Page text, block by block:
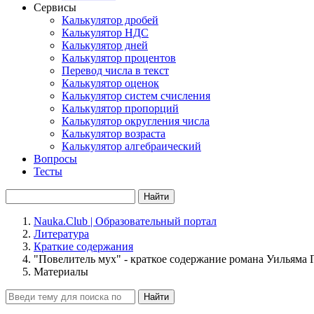
Сервисы
Калькулятор дробей
Калькулятор НДС
Калькулятор дней
Калькулятор процентов
Перевод числа в текст
Калькулятор оценок
Калькулятор систем счисления
Калькулятор пропорций
Калькулятор округления числа
Калькулятор возраста
Калькулятор алгебраический
Вопросы
Тесты
Найти
Nauka.Club | Образовательный портал
Литература
Краткие содержания
"Повелитель мух" - краткое содержание романа Уильяма
Материалы
Найти